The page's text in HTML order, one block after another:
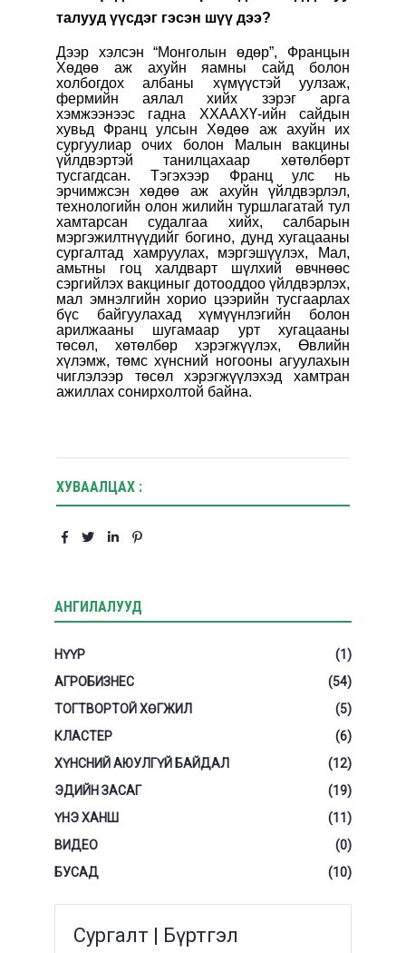
талууд үүсдэг гэсэн шүү дээ?
Дээр хэлсэн “Монголын өдөр”, Францын
Хөдөө аж ахуйн яамны сайд болон
холбогдох албаны хүмүүстэй уулзаж,
фермийн аялал хийх зэрэг арга
хэмжээнээс гадна ХХААХҮ-ийн сайдын
хувьд Франц улсын Хөдөө аж ахуйн их
сургуулиар очих болон Малын вакцины
үйлдвэртэй танилцахаар хөтөлбөрт
тусгагдсан. Тэгэхээр Франц улс нь
эрчимжсэн хөдөө аж ахуйн үйлдвэрлэл,
технологийн олон жилийн туршлагатай тул
хамтарсан судалгаа хийх, салбарын
мэргэжилтнүүдийг богино, дунд хугацааны
сургалтад хамруулах, мэргэшүүлэх, Мал,
амьтны гоц халдварт шүлхий өвчнөөс
сэргийлэх вакциныг дотооддоо үйлдвэрлэх,
мал эмнэлгийн хорио цээрийн тусгаарлах
бүс байгуулахад хүмүүнлэгийн болон
арилжааны шугамаар урт хугацааны
төсөл, хөтөлбөр хэрэгжүүлэх, Өвлийн
хүлэмж, төмс хүнсний ногооны агуулахын
чиглэлээр төсөл хэрэгжүүлэхэд хамтран
ажиллах сонирхолтой байна.
ХУВААЛЦАХ :
АНГИЛАЛУУД
НҮҮР
(1)
АГРОБИЗНЕС
(54)
ТОГТВОРТОЙ ХӨГЖИЛ
(5)
КЛАСТЕР
(6)
ХҮНСНИЙ АЮУЛГҮЙ БАЙДАЛ
(12)
ЭДИЙН ЗАСАГ
(19)
ҮНЭ ХАНШ
(11)
ВИДЕО
(0)
БУСАД
(10)
Сургалт | Бүртгэл